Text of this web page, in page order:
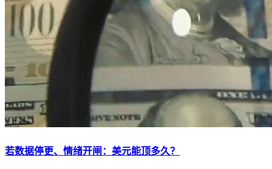
若数据停更、情绪开闸：美元能顶多久？